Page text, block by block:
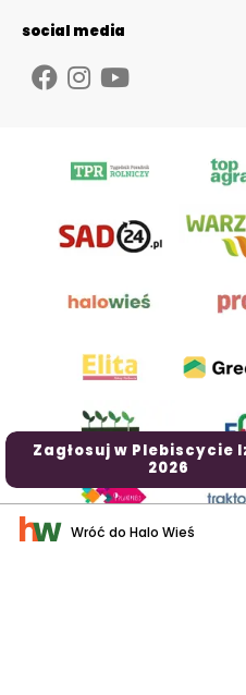
Zagłosuj w Plebiscycie
2026
social media
Wróć do Halo Wieś